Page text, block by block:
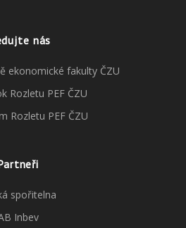
nás
ekonomické fakulty ČZU
Rozletu PEF ČZU
Rozletu PEF ČZU
spořitelna
Inbev